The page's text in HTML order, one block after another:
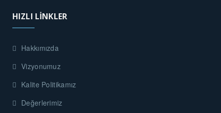
HIZLI LİNKLER
Hakkımızda
Vizyonumuz
Kalite Politikamız
Değerlerimiz